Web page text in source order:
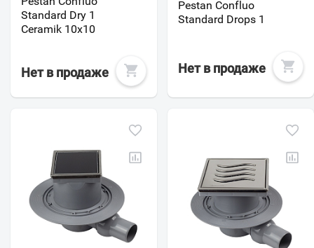
Standard Dry 1
Ceramik 10x10
Нет в продаже
Pestan Confluo
Standard Drops 1
Нет в продаже